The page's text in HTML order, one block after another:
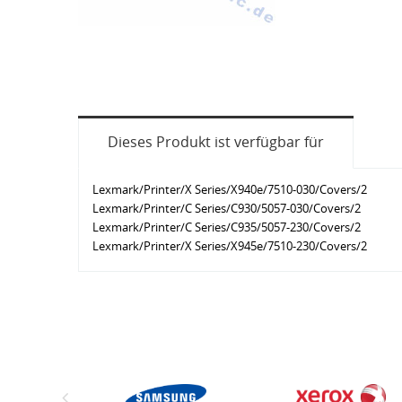
Dieses Produkt ist verfügbar für
Lexmark/Printer/X Series/X940e/7510-030/Covers/2
Lexmark/Printer/C Series/C930/5057-030/Covers/2
Lexmark/Printer/C Series/C935/5057-230/Covers/2
Lexmark/Printer/X Series/X945e/7510-230/Covers/2